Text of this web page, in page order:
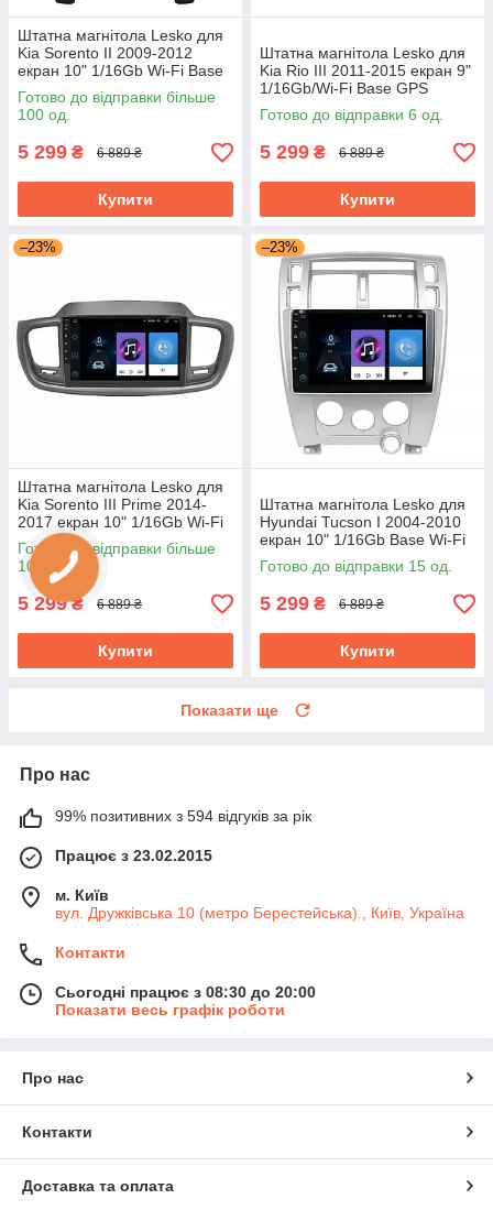
Штатна магнітола Lesko для
Kia Sorento II 2009-2012
екран 10" 1/16Gb Wi-Fi Base
GPS Android Кіа
Готово до відправки більше
100 од.
5 299 ₴ 6 889 ₴
Купити
Штатна магнітола Lesko для
Kia Rio III 2011-2015 екран 9"
1/16Gb/Wi-Fi Base GPS
Android кіа
Готово до відправки 6 од.
5 299 ₴ 6 889 ₴
Купити
–23%
Штатна магнітола Lesko для
Kia Sorento III Prime 2014-
2017 екран 10" 1/16Gb Wi-Fi
Base GPS Android Кіа
Готово до відправки більше
100 од.
5 299₴ 6 889 ₴
Купити
–23%
Штатна магнітола Lesko для
Hyundai Tucson I 2004-2010
екран 10" 1/16Gb Base Wi-Fi
GPS Android хендай
Готово до відправки 15 од.
5 299 ₴ 6 889 ₴
Купити
Показати ще
Про нас
99% позитивних з 594 відгуків за рік
Працює з 23.02.2015
м. Київ
вул. Дружківська 10 (метро Берестейська)., Київ, Україна
Контакти
Сьогодні працює з 08:30 до 20:00
Показати весь графік роботи
Про нас
Контакти
Доставка та оплата